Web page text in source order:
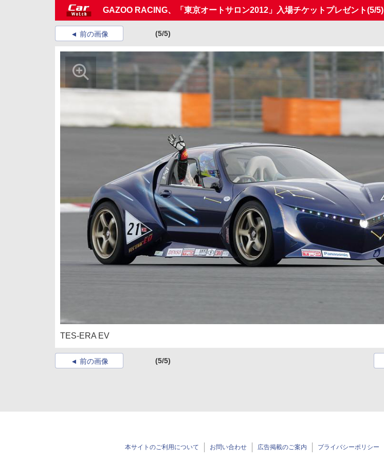
GAZOO RACING、「東京オートサロン2012」入場チケットプレゼント(5/5)
前の画像 (5/5)
TES-ERA EV
前の画像 (5/5)
本サイトのご利用について お問い合わせ 広告掲載のご案内 プライバシーポリシー